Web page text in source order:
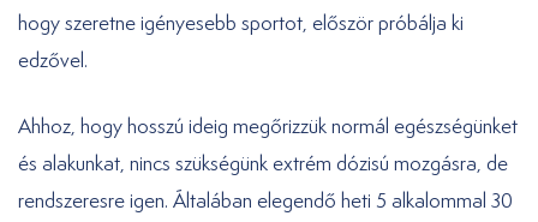
hogy szeretne igényesebb sportot, először próbálja ki
edzővel.
Ahhoz, hogy hosszú ideig megőrizzük normál egészségünket
és alakunkat, nincs szükségünk extrém dózisú mozgásra, de
rendszeresre igen. Általában elegendő heti 5 alkalommal 30